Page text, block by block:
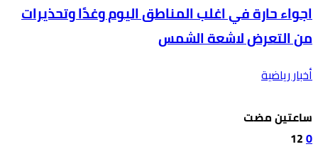
اجواء حارة في اغلب المناطق اليوم وغدًا وتحذيرات
من التعرض لاشعة الشمس
أخبار رياضية
‫‫‫‏‫ساعتين مضت‬
0
12